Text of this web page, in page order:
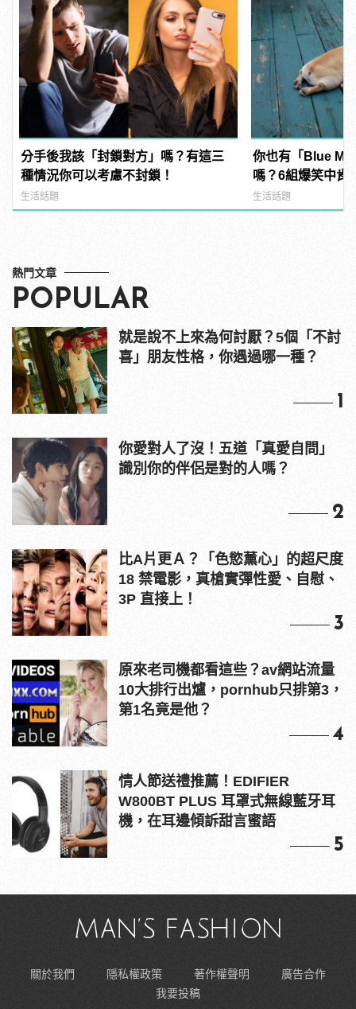
分手後我該「封鎖對方」嗎？有這三
種情況你可以考慮不封鎖！
生活話題
你也有「Blue
嗎？6組爆笑中肯
「這不就是禮拜
生活話題
熱門文章
POPULAR
就是說不上來為何討厭？5個「不討
喜」朋友性格，你遇過哪一種？
1
你愛對人了沒！五道「真愛自問」
識別你的伴侶是對的人嗎？
2
比A片更Ａ？「色慾薰心」的超尺度
18 禁電影，真槍實彈性愛、自慰、
3P 直接上！
3
原來老司機都看這些？av網站流量
10大排行出爐，pornhub只排第3，
第1名竟是他？
4
情人節送禮推薦！EDIFIER
W800BT PLUS 耳罩式無線藍牙耳
機，在耳邊傾訴甜言蜜語
5
關於我們 隱私權政策 著作權聲明
廣告合作
我要投稿